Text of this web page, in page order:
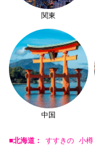
関東
中国
■北海道： すすきの 小樽